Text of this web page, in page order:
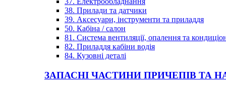
38. Прилади та датчики
39. Аксесуари, інструменти та приладдя
50. Кабіна / салон
81. Система вентиляції, опалення та
82. Приладдя кабіни водія
84. Кузовні деталі
ЗАПАСНІ ЧАСТИНИ ПРИЧЕПІВ ТА